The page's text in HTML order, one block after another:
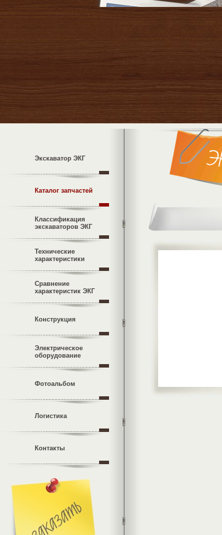
Экскаватор ЭКГ
Каталог запчастей
Классификация
экскаваторов ЭКГ
Технические
характеристики
Сравнение
характеристик ЭКГ
Конструкция
Электрическое
оборудование
Фотоальбом
Логистика
Контакты